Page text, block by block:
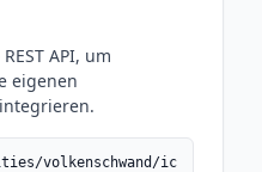
API, um
eigenen
volkenschwand/ic